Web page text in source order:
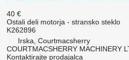
40 €
Ostali deli motorja - stransko steklo
K262896
Irska, Courtmacsherry
COURTMACSHERRY MACHINERY
Kontaktirajte prodajalca